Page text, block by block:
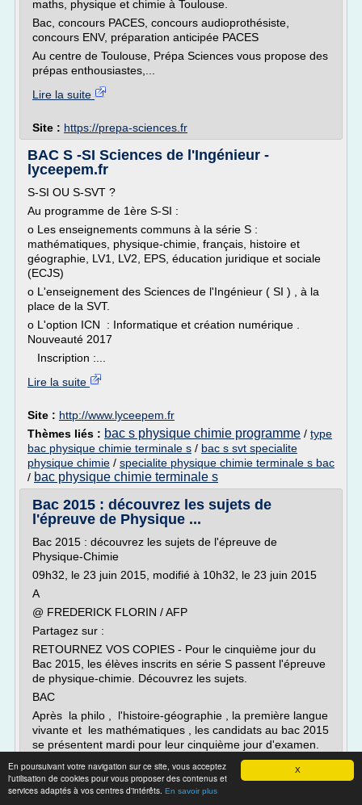
X
En poursuivant votre navigation sur ce site, vous acceptez
l'utilisation de cookies pour vous proposer des contenus et
services adaptés à vos centres d'intérêts. En savoir plus
maths, physique et chimie à Toulouse.
Bac, concours PACES, concours audioprothésiste,
concours ENV, préparation anticipée PACES
Au centre de Toulouse, Prépa Sciences vous propose des
prépas enthousiastes,...
Lire la suite
Site : https://prepa-sciences.fr
BAC S -SI Sciences de l'Ingénieur -
lyceepem.fr
S-SI OU S-SVT ?
Au programme de 1ère S-SI :
o Les enseignements communs à la série S :
mathématiques, physique-chimie, français, histoire et
géographie, LV1, LV2, EPS, éducation juridique et sociale
(ECJS)
o L'enseignement des Sciences de l'Ingénieur ( SI ) , à la
place de la SVT.
o L'option ICN : Informatique et création numérique .
Nouveauté 2017
Inscription :...
Lire la suite
Site : http://www.lyceepem.fr
Thèmes liés : bac s physique chimie programme / type
bac physique chimie terminale s / bac s svt specialite
physique chimie / specialite physique chimie terminale s bac
/ bac physique chimie terminale s
Bac 2015 : découvrez les sujets de
l'épreuve de Physique ...
Bac 2015 : découvrez les sujets de l'épreuve de
Physique-Chimie
09h32, le 23 juin 2015, modifié à 10h32, le 23 juin 2015
A
@ FREDERICK FLORIN / AFP
Partagez sur :
RETOURNEZ VOS COPIES - Pour le cinquième jour du
Bac 2015, les élèves inscrits en série S passent l'épreuve
de physique-chimie. Découvrez les sujets.
BAC
Après la philo , l'histoire-géographie , la première langue
vivante et les mathématiques , les candidats au bac 2015
se présentent mardi pour leur cinquième jour d'examen.
Au programme : un nouvelle matière scientifique pour les
S. Les élèves de Terminale S ont en effet...
Lire la suite